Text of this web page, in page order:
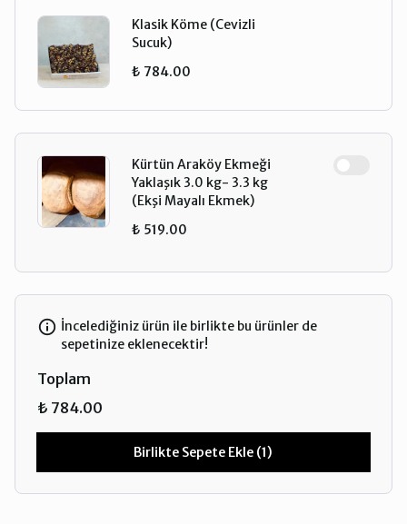
Klasik Köme (Cevizli
Sucuk)
₺ 784.00
Kürtün Araköy Ekmeği
Yaklaşık 3.0 kg- 3.3 kg
(Ekşi Mayalı Ekmek)
₺ 519.00
İncelediğiniz ürün ile birlikte bu ürünler de
sepetinize eklenecektir!
Toplam
₺ 784.00
Birlikte Sepete Ekle (1)